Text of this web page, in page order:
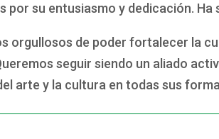
por su entusiasmo y dedicación.
orgullosos de poder fortalecer la
seguir siendo un aliado
arte y la cultura en todas sus